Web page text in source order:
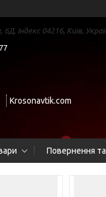
Індекс 04216, Київ,
Krosonavtik.com
Повернення